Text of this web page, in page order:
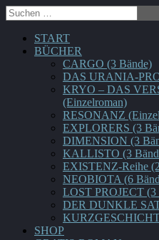
START
BÜCHER
CARGO (3 Bände)
DAS URANIA-
KRYO – DAS
(Einzelroman)
RESONANZ
EXPLORERS (3
DIMENSION (3
KALLISTO (3
EXISTENZ-Reihe
NEOBIOTA (6
LOST PROJECT (3
DER DUNKLE
SHOP